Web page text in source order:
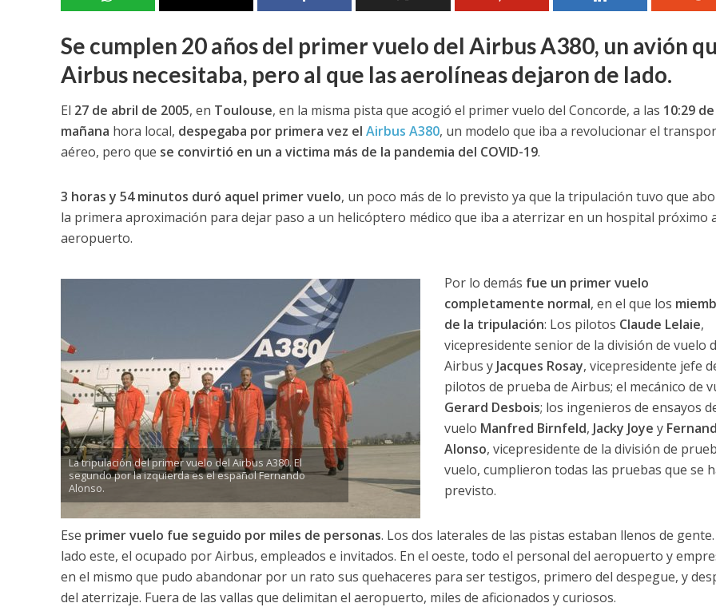
Se cumplen 20 años del primer vuelo del Airbus A380, un avión
Airbus necesitaba, pero al que las aerolíneas dejaron de lado.
El 27 de abril de 2005, en Toulouse, en la misma pista que acogió el primer vuelo del Concorde, a las 10:29
mañana hora local, despegaba por primera vez el Airbus A380, un modelo que iba a revolucionar el
aéreo, pero que se convirtió en un a victima más de la pandemia del COVID-19.
3 horas y 54 minutos duró aquel primer vuelo, un poco más de lo previsto ya que la tripulación tuvo que
la primera aproximación para dejar paso a un helicóptero médico que iba a aterrizar en un hospital próximo
aeropuerto.
La tripulación del primer vuelo del Airbus A380. El
segundo por la izquierda es el español Fernando
Alonso.
Por lo demás fue un primer vuelo
completamente normal, en el que los
de la tripulación: Los pilotos Claude Lelaie,
vicepresidente senior de la división de vuelo
Airbus yJacques Rosay, vicepresidente jefe
pilotos de prueba de Airbus; el mecánico de
Gerard Desbois; los ingenieros de ensayos
vuelo Manfred Birnfeld, Jacky Joye y
Alonso, vicepresidente de la división de
vuelo, cumplieron todas las pruebas que se
previsto.
Ese primer vuelo fue seguido por miles de personas. Los dos laterales de las pistas estaban llenos de gente.
lado este, el ocupado por Airbus, empleados e invitados. En el oeste, todo el personal del aeropuerto y
en el mismo que pudo abandonar por un rato sus quehaceres para ser testigos, primero del despegue, y
del aterrizaje. Fuera de las vallas que delimitan el aeropuerto, miles de aficionados y curiosos.